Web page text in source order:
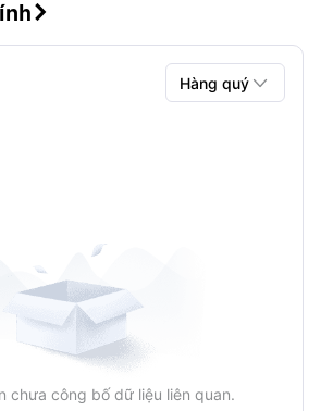

Hàng quý 
chưa công bố dữ liệu liên quan.